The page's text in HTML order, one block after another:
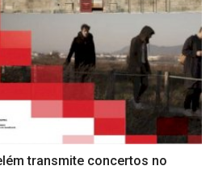
transmite concertos no